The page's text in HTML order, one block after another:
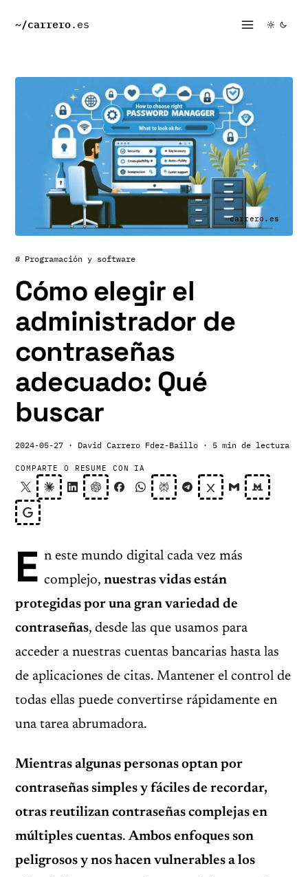
~/carrero.es
carrero.es
# Programación y software
Cómo elegir el
administrador de
contraseñas
adecuado: Qué
buscar
2024-05-27 · David Carrero Fdez-Baillo · 5 min de lectura
COMPARTE O RESUME CON IA
E n este mundo digital cada vez más
complejo, nuestras vidas están
protegidas por una gran variedad de
contraseñas, desde las que usamos para
acceder a nuestras cuentas bancarias hasta las
de aplicaciones de citas. Mantener el control de
todas ellas puede convertirse rápidamente en
una tarea abrumadora.
Mientras algunas personas optan por
contraseñas simples y fáciles de recordar,
otras reutilizan contraseñas complejas en
múltiples cuentas. Ambos enfoques son
peligrosos y nos hacen vulnerables a los